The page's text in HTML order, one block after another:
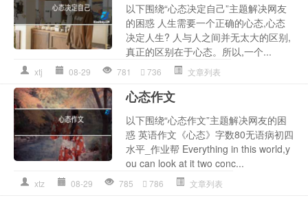
以下围绕“心态决定自己”主题解决网友
的困惑 人生需要一个正确的心态,心态
决定人生? 人与人之间并无太大的区别,
真正的区别在于心态。所以,一个...
xtj 08-29 781 736 文章列表
心态作文
以下围绕“心态作文”主题解决网友的困
惑 英语作文《心态》字数80无语病初四
水平_作业帮 Everything in this world,y
ou can look at it two conc...
xtz 08-29 785 786 文章列表